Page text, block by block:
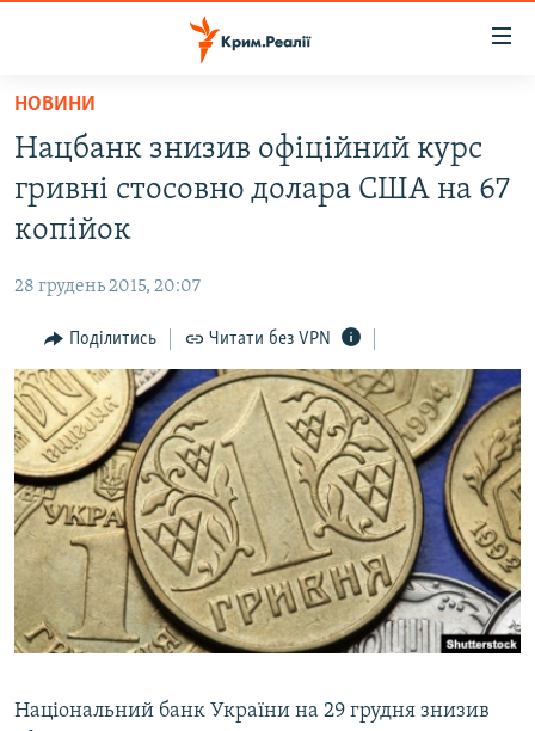
Перейти
основного
матеріалу
Перейти
до
основної
навігації
Перейти
до
пошуку
НОВИНИ
ВОДА.КРИМ
ВІДЕО ТА ФОТО
БЛОГИ
ПОГЛЯД
ІНТЕРВ'Ю
ВСЕ ЗА ДЕНЬ
СПЕЦПРОЕКТИ
ДЕПОРТАЦІЯ
ВІДЕОУРОКИ «ELIFBE»
СВІДЧЕННЯ ОКУПАЦІЇ
УКРАЇНСЬКА ПРОБЛЕМА КРИМУ
ЯК ОБІЙТИ БЛОКУВАННЯ
Русский
Qırımtatar
НОВИНИ
Нацбанк знизив офіційний курс
гривні стосовно долара США на 67
копійок
28 грудень 2015, 20:07
Поділитись Читати без VPN
Національний банк України на 29 грудня знизив